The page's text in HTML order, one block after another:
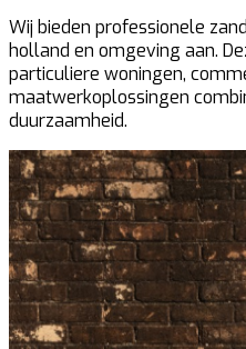
Wij bieden professionele
holland en omgeving aan.
particuliere woningen,
maatwerkoplossingen
duurzaamheid.